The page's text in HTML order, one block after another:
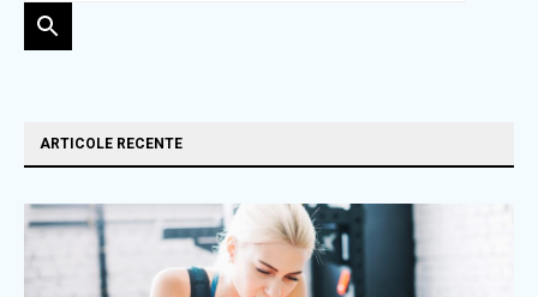
ARTICOLE RECENTE